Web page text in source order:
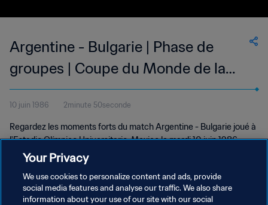
Argentine - Bulgarie | Phase de
groupes | Coupe du Monde de la
FIFA, Mexique 1986™ | Résumé
vidéo
10 juin 1986 2minute 50seconde
Regardez les moments forts du match Argentine - Bulgarie joué à
l'Estadio Olímpico Universitario, Mexico le mardi 10 juin 1986.
Your Privacy
We use cookies to personalize content and ads, provide
social media features and analyse our traffic. We also share
information about your use of our site with our social